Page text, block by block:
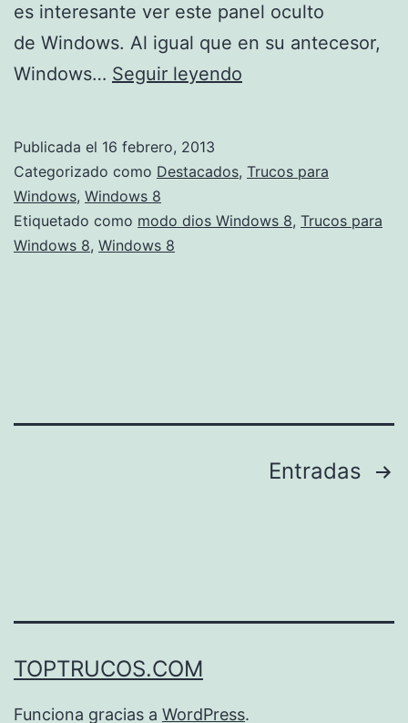
es interesante ver este panel oculto
de Windows. Al igual que en su antecesor,
Windows… Seguir leyendo
Windows
Publicada el 16 febrero, 2013
Categorizado como Destacados, Trucos para
Windows, Windows 8
Etiquetado como modo dios Windows 8, Trucos para
Windows 8, Windows 8
Entradas
TOPTRUCOS.COM
Funciona gracias a WordPress.